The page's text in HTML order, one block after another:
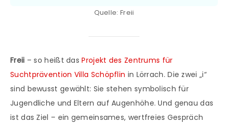
Quelle: Freii
Freii – so heißt dasProjekt des Zentrums für
Suchtprävention Villa Schöpflin in Lörrach. Die zwei „i“
sind bewusst gewählt: Sie stehen symbolisch für
Jugendliche und Eltern auf Augenhöhe. Und genau das
ist das Ziel – ein gemeinsames, wertfreies Gespräch